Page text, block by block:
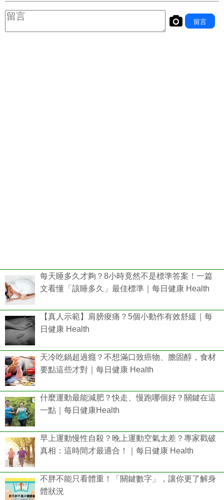
每天睡多久才夠？8小時竟然不是標準答案！一篇
文看懂「該睡多久」最佳標準｜每日健康 Health
【真人示範】肩膀痠痛？5個小動作有效舒緩｜每
日健康 Health
天冷吃鍋超過癮？不想滿口致癌物、膽固醇，食材
要點這些才對｜每日健康 Health
什麼運動最能減肥？快走、慢跑哪個好？關鍵在這
一點｜每日健康Health
早上運動慢性自殺？晚上運動空氣太差？專家戳破
真相：這時間才最適合！｜每日健康 Health
不胖不能只看體重！「關鍵數字」，讓你更了解身
體狀況